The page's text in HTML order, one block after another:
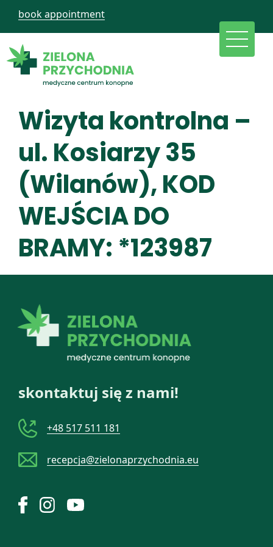
book appointment
Wizyta kontrolna –
ul. Kosiarzy 35
(Wilanów), KOD
WEJŚCIA DO
BRAMY: *123987
skontaktuj się z nami!
+48 517 511 181
recepcja@zielonaprzychodnia.eu